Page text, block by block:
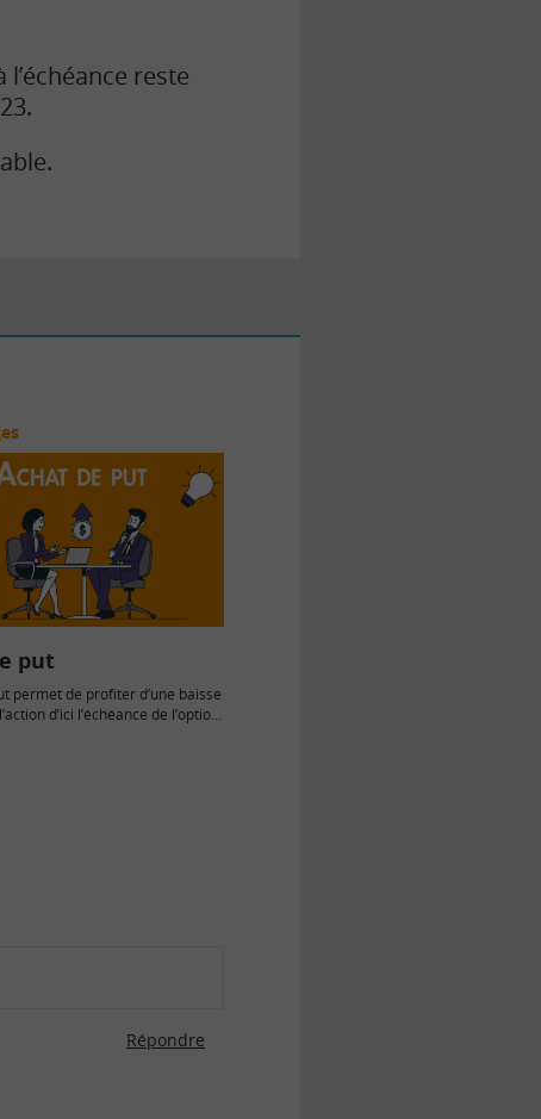
reste
put
permet de profiter d’une baisse
d’ici l’échéance de l’option.
Répondre